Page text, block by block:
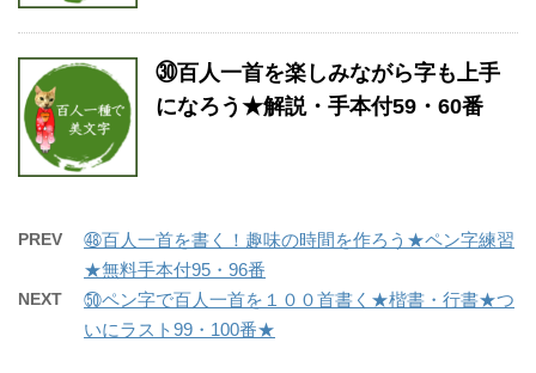
㉚百人一首を楽しみながら字も上手
になろう★解説・手本付59・60番
PREV
㊽百人一首を書く！趣味の時間を作ろう★ペン字練習
★無料手本付95・96番
NEXT
㊿ペン字で百人一首を１００首書く★楷書・行書★つ
いにラスト99・100番★